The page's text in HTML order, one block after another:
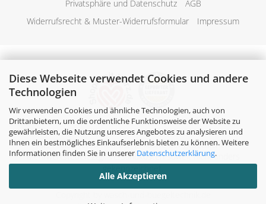
Diese Webseite verwendet Cookies und andere
Technologien
Wir verwenden Cookies und ähnliche Technologien, auch von
Drittanbietern, um die ordentliche Funktionsweise der Website zu
gewährleisten, die Nutzung unseres Angebotes zu analysieren und
Ihnen ein bestmögliches Einkaufserlebnis bieten zu können. Weitere
Informationen finden Sie in unserer Datenschutzerklärung.
Alle Akzeptieren
Privatsphäre und Datenschutz
AGB
Widerrufsrecht & Muster-Widerrufsformular
Impressum
Alle Preise verstehen sich inklusive der gesetzlichen
Mehrwertsteuer, zzgl.Versandkostensoweit nicht anders